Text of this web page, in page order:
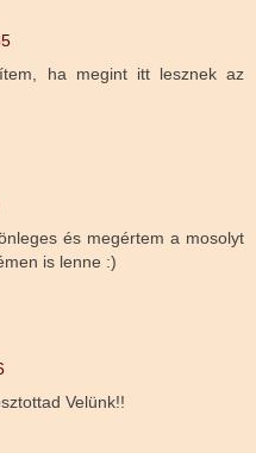
ha megint itt lesznek az
és megértem a mosolyt
is lenne :)
Velünk!!